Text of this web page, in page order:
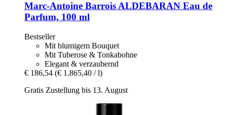
Marc-Antoine Barrois ALDEBARAN Eau de
Parfum, 100 ml
Bestseller
Mit blumigem Bouquet
Mit Tuberose & Tonkabohne
Elegant & verzaubernd
€ 186,54 (€ 1.865,40 / l)
Gratis Zustellung bis 13. August